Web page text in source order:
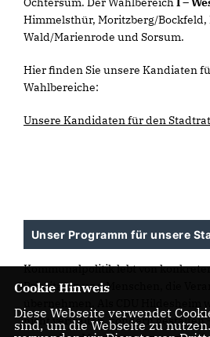
Himmelsthür, Moritzberg/
Wald/Marienrode und Sorsum.
Hier finden Sie unsere Kandiaten
Wahlbereiche:
Unsere Kandidaten für den Stadtrat
Unser Programm für unsere
Kommunalpolitik lebt von
Prioritäten und Menschen, die
nicht verwalten, sondern gestalten
Cookie Hinweis
Diese Webseite verwendet
sind, um die Webseite zu